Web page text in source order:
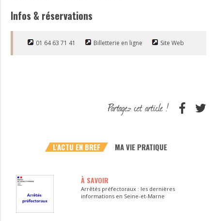
Infos & réservations
01 64 63 71 41 Billetterie en ligne Site Web
L'ACTU EN BREF MA VIE PRATIQUE
À SAVOIR
Arrêtés préfectoraux : les dernières
informations en Seine-et-Marne